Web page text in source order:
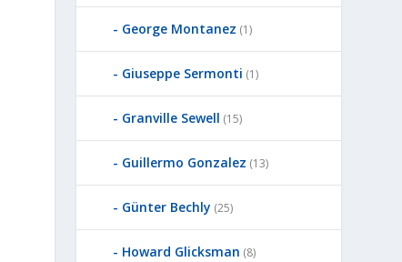
George Montanez (1)
Giuseppe Sermonti (1)
Granville Sewell (15)
Guillermo Gonzalez (13)
Günter Bechly (25)
Howard Glicksman (8)